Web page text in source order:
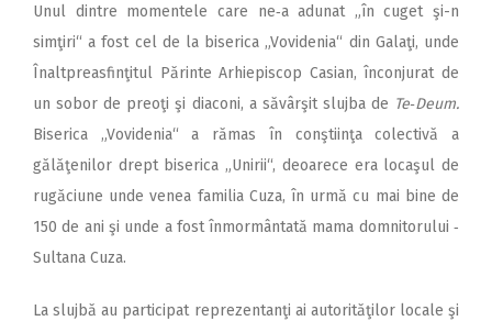
Unul dintre momentele care ne‑a adunat „în cuget şi-n
simţiri“ a fost cel de la biserica „Vovidenia“ din Galaţi, unde
Înaltpreasfinţitul Părinte Arhiepiscop Casian, înconjurat de
un sobor de preoţi şi diaconi, a săvârşit slujba de Te‑Deum.
Biserica „Vovidenia“ a rămas în conştiinţa colectivă a
gălăţenilor drept biserica „Unirii“, deoarece era locaşul de
rugăciune unde venea familia Cuza, în urmă cu mai bine de
150 de ani şi unde a fost înmormântată mama domnitorului ‑
Sultana Cuza.
La slujbă au participat reprezentanţi ai autorităţilor locale şi